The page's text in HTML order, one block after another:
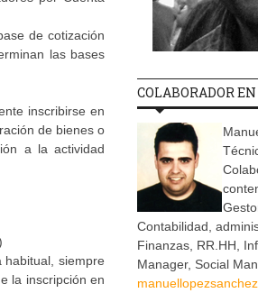
de cotización
las bases
inscribirse en
de bienes o
a la actividad
habitual, siempre
la inscripción en
COLABORADOR
Contabilidad,
Finanzas, RR.HH,
Manager, Social